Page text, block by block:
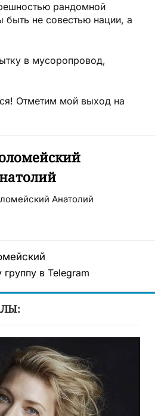
рандомной
не совестью нации, а
в мусоропровод,
Отметим мой выход на
Анатолий
в Telegram